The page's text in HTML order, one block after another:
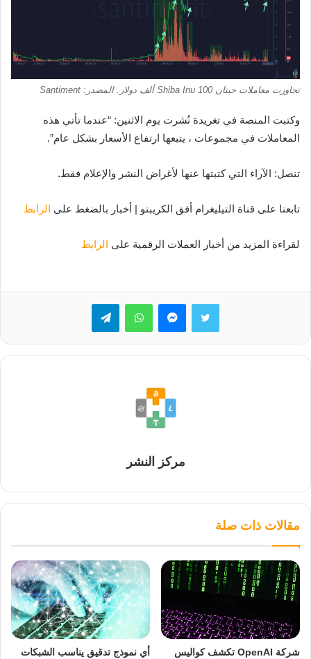
تجاوزت معاملات حيتان Shiba Inu 100 ألف دولار. المصدر: Santiment
وكتبت المنصة في تغريدة نُشرت يوم الاثنين: “عندما تأتي هذه
المعاملات في مجموعات ، يتبعها ارتفاع الأسعار بشكل عام”.
تنصل: الآراء التي كتبتها عنها لأغراض النشر والإعلام فقط.
تابعنا على قناة التيليغرام أفق الكريبتو | أخبار بالضغط على الرابط
لقراءة المزيد من أخبار العملات الرقمية على الرابط
تويتر ماسنجرواتساب تيلقرام
مركز النشر
مقالات ذات صلة
شركة OpenAI تكشف كواليس أي نموذج تدقيق يناسب الشبكات